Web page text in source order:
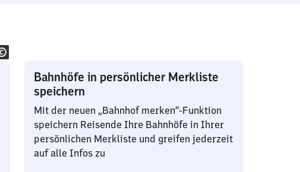
Bahnhöfe in persönlicher Merkliste
speichern
Mit der neuen „Bahnhof merken“-Funktion
speichern Reisende Ihre Bahnhöfe in Ihrer
persönlichen Merkliste und greifen jederzeit
auf alle Infos zu